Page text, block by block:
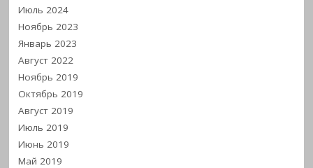
Июль 2024
Ноябрь 2023
Январь 2023
Август 2022
Ноябрь 2019
Октябрь 2019
Август 2019
Июль 2019
Июнь 2019
Май 2019